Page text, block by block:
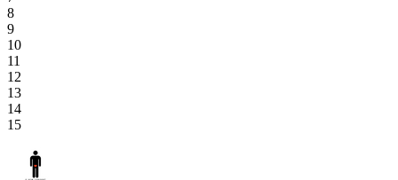
8
9
10
11
12
13
14
15